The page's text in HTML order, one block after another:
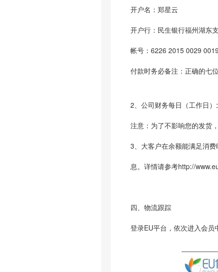
开户名：郑星云
开户行：民生银行福州湖东
帐号：6226 2015 0029
付款时务必备注：正确的七
2、公司财务每日（工作日
注意：为了不影响您的发货
3、大客户在余额能满足消
息。详情请参考http://
四、物流跟踪
登录EU平台，依次进入会